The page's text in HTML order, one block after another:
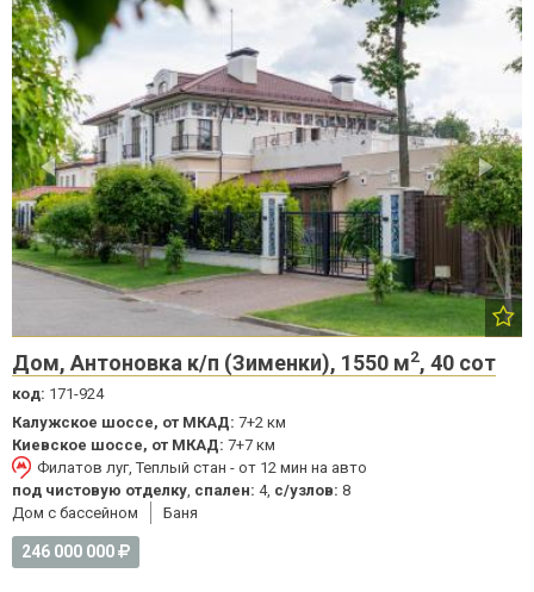
Дом, Антоновка к/п (Зименки), 1550 м2, 40 сот
код: 171-924
Калужское шоссе, от МКАД: 7+2 км
Киевское шоссе, от МКАД: 7+7 км
Филатов луг, Теплый стан - от 12 мин на авто
под чистовую отделку спален: 4, с/узлов: 8
Дом с бассейном
Баня
246 000 000